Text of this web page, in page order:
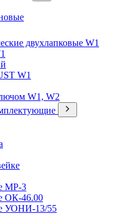
двухлапковые W1
W1
W1, W2
МР-3
ОК-46.00
УОНИ-13/55